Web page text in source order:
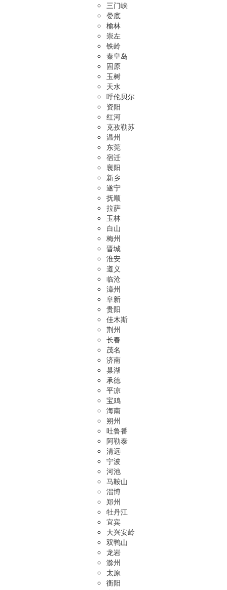
三门峡
娄底
榆林
崇左
铁岭
秦皇岛
固原
玉树
天水
呼伦贝尔
资阳
红河
克孜勒苏
温州
东莞
宿迁
襄阳
新乡
遂宁
抚顺
拉萨
玉林
白山
梅州
晋城
淮安
遵义
临沧
漳州
阜新
贵阳
佳木斯
荆州
长春
茂名
济南
巢湖
承德
平凉
宝鸡
海南
朔州
吐鲁番
阿勒泰
清远
宁波
河池
马鞍山
淄博
郑州
牡丹江
宜宾
大兴安岭
双鸭山
龙岩
滁州
太原
衡阳